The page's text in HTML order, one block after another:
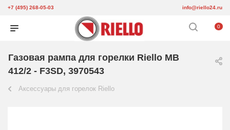
+7 (495) 268-05-03 info@riello24.ru
0
Газовая рампа для горелки Riello MB
412/2 - F3SD, 3970543
Аксессуары для горелок Riello